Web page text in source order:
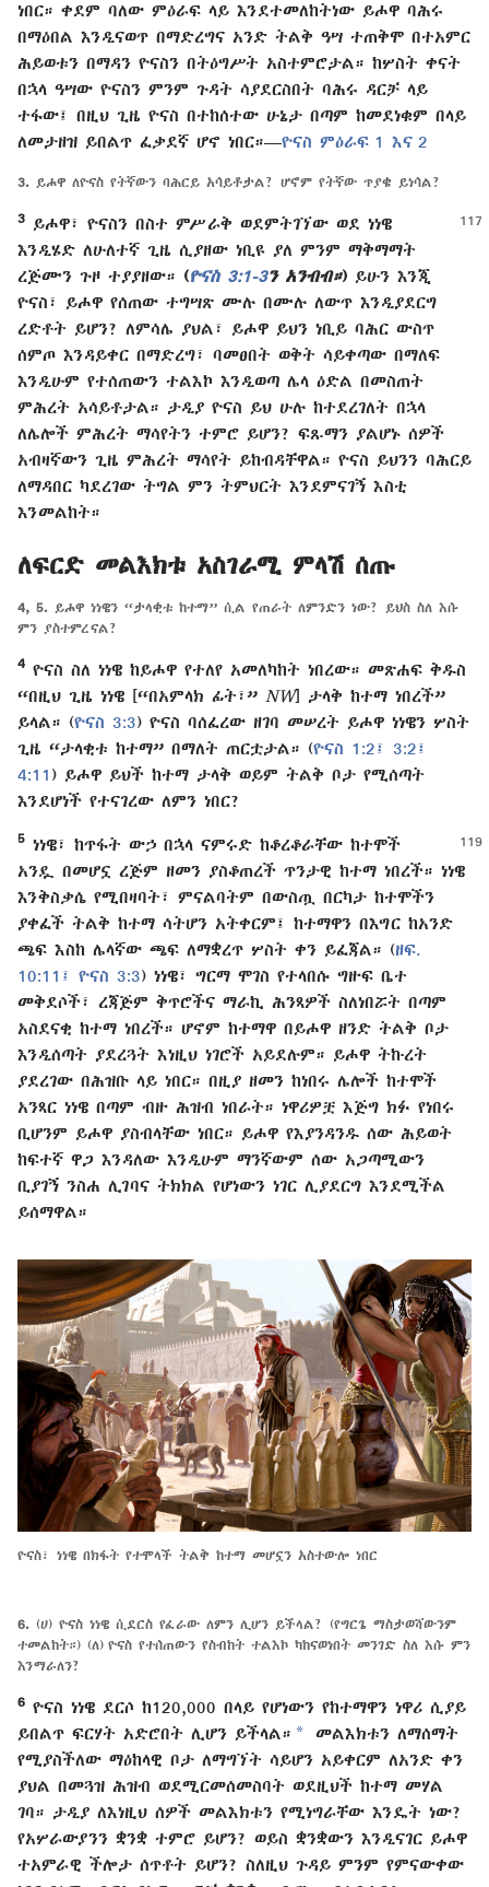
ነበር። ቀደም ባለው ምዕራፍ ላይ እንደተመለከትነው ይሖዋ ባሕሩ
በማዕበል እንዲናወጥ በማድረግና አንድ ትልቅ ዓሣ ተጠቅሞ በተአምር
ሕይወቱን በማዳን ዮናስን በትዕግሥት አስተምሮታል። ከሦስት ቀናት
በኋላ ዓሣው ዮናስን ምንም ጉዳት ሳያደርስበት ባሕሩ ዳርቻ ላይ
ተፋው፤ በዚህ ጊዜ ዮናስ በተከሰተው ሁኔታ በጣም ከመደነቁም በላይ
ለመታዘዝ ይበልጥ ፈቃደኛ ሆኖ ነበር።—ዮናስ ምዕራፍ 1 እና 2
3. ይሖዋ ለዮናስ የትኛውን ባሕርይ አሳይቶታል? ሆኖም የትኛው ጥያቄ ይነሳል?
3 ይሖዋ፣ ዮናስን በስተ ምሥራቅ ወደምትገኘው ወደ ነነዌ
እንዲሄድ ለሁለተኛ ጊዜ ሲያዘው ነቢዩ ያለ ምንም ማቅማማት
ረጅሙን ጉዞ ተያያዘው። (ዮናስ 3:1-3ን አንብብ።) ይሁን እንጂ
ዮናስ፣ ይሖዋ የሰጠው ተግሣጽ ሙሉ በሙሉ ለውጥ እንዲያደርግ
ረድቶት ይሆን? ለምሳሌ ያህል፣ ይሖዋ ይህን ነቢይ ባሕር ውስጥ
ሰምጦ እንዳይቀር በማድረግ፣ ባመፀበት ወቅት ሳይቀጣው በማለፍ
እንዲሁም የተሰጠውን ተልእኮ እንዲወጣ ሌላ ዕድል በመስጠት
ምሕረት አሳይቶታል። ታዲያ ዮናስ ይህ ሁሉ ከተደረገለት በኋላ
ለሌሎች ምሕረት ማሳየትን ተምሮ ይሆን? ፍጹማን ያልሆኑ ሰዎች
አብዛኛውን ጊዜ ምሕረት ማሳየት ይከብዳቸዋል። ዮናስ ይህንን ባሕርይ
ለማዳበር ካደረገው ትግል ምን ትምህርት እንደምናገኝ እስቲ
እንመልከት።
ለፍርድ መልእክቱ አስገራሚ ምላሽ ሰጡ
4, 5. ይሖዋ ነነዌን “ታላቂቱ ከተማ” ሲል የጠራት ለምንድን ነው? ይህስ ስለ እሱ
ምን ያስተምረናል?
4 ዮናስ ስለ ነነዌ ከይሖዋ የተለየ አመለካከት ነበረው። መጽሐፍ ቅዱስ
“በዚህ ጊዜ ነነዌ [“በአምላክ ፊት፣” NW] ታላቅ ከተማ ነበረች”
ይላል። (ዮናስ 3:3) ዮናስ ባሰፈረው ዘገባ መሠረት ይሖዋ ነነዌን ሦስት
ጊዜ “ታላቂቱ ከተማ” በማለት ጠርቷታል። (ዮናስ 1:2፤
3:2፤
4:11 ) ይሖዋ ይህች ከተማ ታላቅ ወይም ትልቅ ቦታ የሚሰጣት
እንደሆነች የተናገረው ለምን ነበር?
5 ነነዌ፣ ከጥፋት ውኃ በኋላ ናምሩድ ከቆረቆራቸው ከተሞች
አንዷ በመሆኗ ረጅም ዘመን ያስቆጠረች ጥንታዊ ከተማ ነበረች። ነነዌ
እንቅስቃሴ የሚበዛባት፣ ምናልባትም በውስጧ በርካታ ከተሞችን
ያቀፈች ትልቅ ከተማ ሳትሆን አትቀርም፤ ከተማዋን በእግር ከአንድ
ጫፍ እስከ ሌላኛው ጫፍ ለማቋረጥ ሦስት ቀን ይፈጃል። (ዘፍ.
10:11፤
ዮናስ 3:3) ነነዌ፣ ግርማ ሞገስ የተላበሱ ግዙፍ ቤተ
መቅደሶች፣ ረጃጅም ቅጥሮችና ማራኪ ሕንጻዎች ስለነበሯት በጣም
አስደናቂ ከተማ ነበረች። ሆኖም ከተማዋ በይሖዋ ዘንድ ትልቅ ቦታ
እንዲሰጣት ያደረጓት እነዚህ ነገሮች አይደሉም። ይሖዋ ትኩረት
ያደረገው በሕዝቡ ላይ ነበር። በዚያ ዘመን ከነበሩ ሌሎች ከተሞች
አንጻር ነነዌ በጣም ብዙ ሕዝብ ነበራት። ነዋሪዎቿ እጅግ ክፉ የነበሩ
ቢሆንም ይሖዋ ያስብላቸው ነበር። ይሖዋ የእያንዳንዱ ሰው ሕይወት
ከፍተኛ ዋጋ እንዳለው እንዲሁም ማንኛውም ሰው አጋጣሚውን
ቢያገኝ ንስሐ ሊገባና ትክክል የሆነውን ነገር ሊያደርግ እንደሚችል
ይሰማዋል።
ዮናስ፣ ነነዌ በክፋት የተሞላች ትልቅ ከተማ መሆኗን አስተውሎ ነበር
6. (ሀ) ዮናስ ነነዌ ሲደርስ የፈራው ለምን ሊሆን ይችላል? (የግርጌ ማስታወሻውንም
ተመልከት።) (ለ) ዮናስ የተሰጠውን የስብከት ተልእኮ ካከናወነበት መንገድ ስለ እሱ ምን
እንማራለን?
6 ዮናስ ነነዌ ደርሶ ከ120,000 በላይ የሆነውን የከተማዋን ነዋሪ ሲያይ
ይበልጥ ፍርሃት አድሮበት ሊሆን ይችላል። a
መልእክቱን ለማሰማት
የሚያስችለው ማዕከላዊ ቦታ ለማግኘት ሳይሆን አይቀርም ለአንድ ቀን
ያህል በመጓዝ ሕዝብ ወደሚርመሰመስባት ወደዚህች ከተማ መሃል
ገባ። ታዲያ ለእነዚህ ሰዎች መልእክቱን የሚነግራቸው እንዴት ነው?
የአሦራውያንን ቋንቋ ተምሮ ይሆን? ወይስ ቋንቋውን እንዲናገር ይሖዋ
ተአምራዊ ችሎታ ሰጥቶት ይሆን? ስለዚህ ጉዳይ ምንም የምናውቀው